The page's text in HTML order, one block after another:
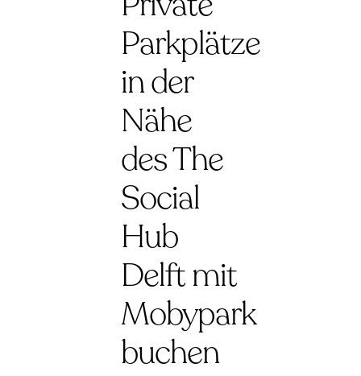
Parkplätze
in der
Nähe
des The
Social
Hub
Delft mit
Mobypark
buchen